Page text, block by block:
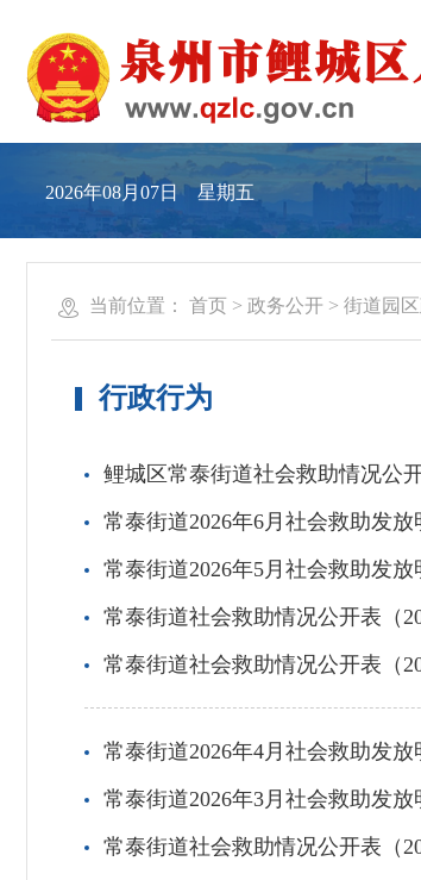
2026年08月07日 星期五
当前位置： 首页 > 政务公开 > 街道园
行政行为
鲤城区常泰街道社会救助情况公开
常泰街道2026年6月社会救助发放
常泰街道2026年5月社会救助发放
常泰街道社会救助情况公开表（
常泰街道社会救助情况公开表（
常泰街道2026年4月社会救助发放
常泰街道2026年3月社会救助发放
常泰街道社会救助情况公开表（